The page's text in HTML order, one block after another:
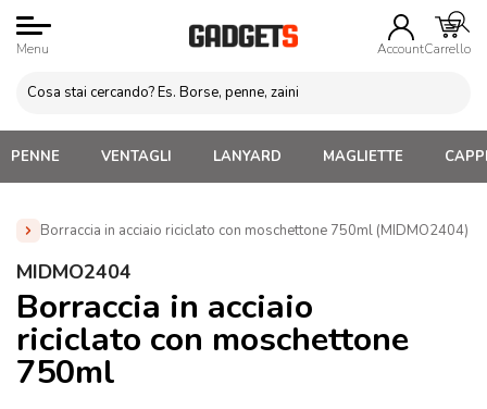
Menu AccountCarrello
PENNE VENTAGLI LANYARD MAGLIETTE
Borraccia in acciaio riciclato con moschettone 750ml (MIDMO2404)
Home » Borracce personalizzate con logo. Economiche,
metallo » Borraccia in acciaio riciclato con moschettone 750ml
(MIDMO2404)
MIDMO2404
Borraccia in acciaio
riciclato con moschettone
750ml